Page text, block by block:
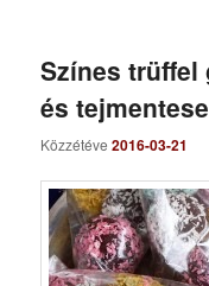
Színes trüffel
és
Közzétéve2016-03-21